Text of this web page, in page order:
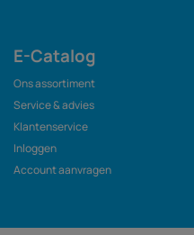
E-Catalog
Ons assortiment
Service & advies
Klantenservice
Inloggen
Account aanvragen